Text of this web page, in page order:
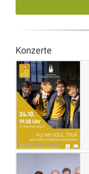
Konzerte
Quelle: Veranstalter